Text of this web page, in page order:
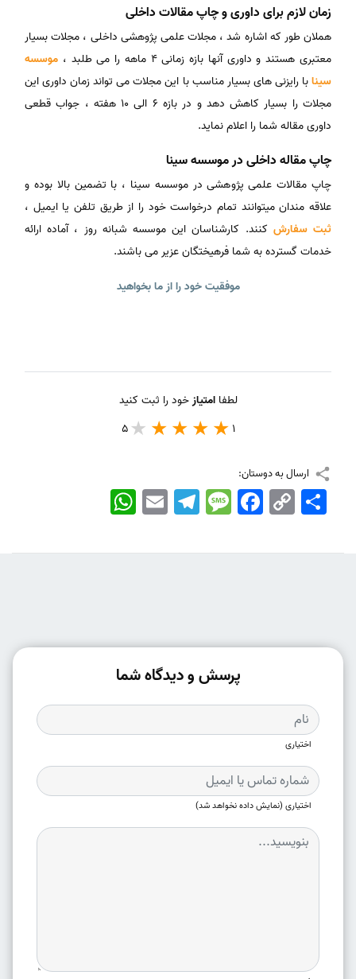
زمان لازم برای داوری و چاپ مقالات داخلی
هملان طور که اشاره شد ، مجلات علمی پژوهشی داخلی ، مجلات بسیار
معتبری هستند و داوری آنها بازه زمانی 4 ماهه را می طلبد ،
موسسه
سینابا رایزنی های بسیار مناسب با این مجلات می تواند زمان داوری این
مجلات را بسیار کاهش دهد و در بازه 6 الی 10 هفته ، جواب قطعی
داوری مقاله شما را اعلام نماید.
چاپ مقاله داخلی در موسسه سینا
چاپ مقالات علمی پژوهشی در موسسه سینا ، با تضمین بالا بوده و
علاقه مندان میتوانند تمام درخواست خود را از طریق تلفن یا ایمیل ،
ثبت سفارش کنند. کارشناسان این موسسه شبانه روز ، آماده ارائه
خدمات گسترده به شما فرهیختگان عزیر می باشند.
موفقیت خود را از ما بخواهید
لطفاامتیازخود را ثبت کنید
1
5
ارسال به دوستان:
WhatsApp EmailTelegramMessageFacebook Copy
Link
اشتراک
پرسش و دیدگاه شما
اختیاری
اختیاری (نمایش داده نخواهد شد)